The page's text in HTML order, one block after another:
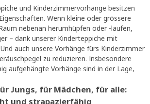
und Kinderzimmervorhänge besitzen
Wenn kleine oder grössere
nebenan herumhüpfen oder -laufen,
– dank unserer Kinderteppiche mit
auch unsere Vorhänge fürs Kinderzimmer
zu reduzieren. Insbesondere
aufgehängte Vorhänge sind in der Lage,
Jungs, für Mädchen, für alle:
und strapazierfähig